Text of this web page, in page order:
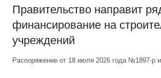
Правительство направит
финансирование на
учреждений
Распоряжение от 18 июля 2026 года №1897-р